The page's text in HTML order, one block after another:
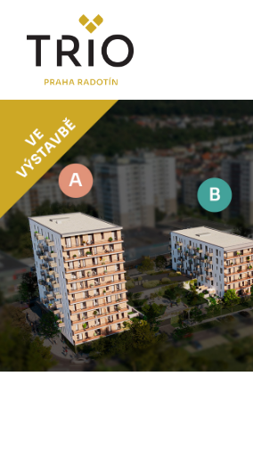
O PROJEKTU
Proč TRIO Radotín
FAQ sekce
Novinky
Postup koupě a financování
LOKALITA
CENÍK
Byty